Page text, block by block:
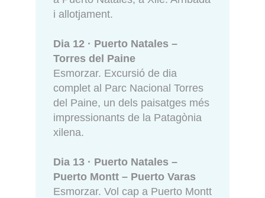
i allotjament.
Dia 12 · Puerto Natales –
Torres del Paine
Esmorzar. Excursió de dia
complet al Parc Nacional Torres
del Paine, un dels paisatges més
impressionants de la Patagònia
xilena.
Dia 13 · Puerto Natales –
Puerto Montt – Puerto Varas
Esmorzar. Vol cap a Puerto Montt